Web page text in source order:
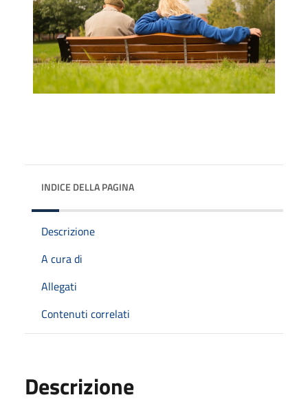
INDICE DELLA PAGINA
Descrizione
A cura di
Allegati
Contenuti correlati
Descrizione